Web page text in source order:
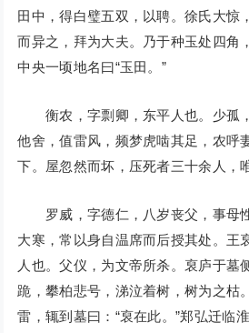
田中，得白璧五双，以聘。徐氏大惊
而异之，拜为大夫。乃于种玉处四角
中央一顷地名曰“玉田。”
衡农，字剽卿，东平人也。少孤
他舍，值雷风，频梦虎啮其足，农呼
下。屋忽然而坏，压死者三十余人，
罗威，字德仁，八岁丧父，事母
大寒，常以身自温席而后授其处。王
人也。父仪，为文帝所杀。裒庐于墓
跪，攀柏悲号，涕泣着树，树为之枯
雷，辄到墓曰：“裒在此。”郑弘迁临